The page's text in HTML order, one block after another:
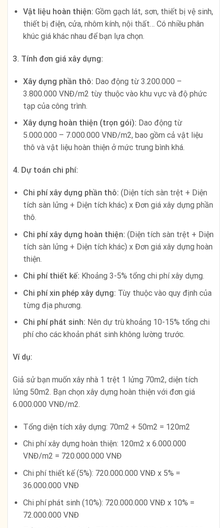
Vật liệu hoàn thiện: Gồm gạch lát, sơn, thiết bị vệ sinh,
thiết bị điện, cửa, nhôm kính, nội thất… Có nhiều phân
khúc giá khác nhau để bạn lựa chọn.
3. Tính đơn giá xây dựng:
Xây dựng phần thô: Dao động từ 3.200.000 –
3.800.000 VNĐ/m2 tùy thuộc vào khu vực và độ phức
tạp của công trình.
Xây dựng hoàn thiện (trọn gói): Dao động từ
5.000.000 – 7.000.000 VNĐ/m2, bao gồm cả vật liệu
thô và vật liệu hoàn thiện ở mức trung bình khá.
4. Dự toán chi phí:
Chi phí xây dựng phần thô: (Diện tích sàn trệt + Diện
tích sàn lửng + Diện tích khác) x Đơn giá xây dựng phần
thô.
Chi phí xây dựng hoàn thiện: (Diện tích sàn trệt + Diện
tích sàn lửng + Diện tích khác) x Đơn giá xây dựng hoàn
thiện.
Chi phí thiết kế: Khoảng 3-5% tổng chi phí xây dựng.
Chi phí xin phép xây dựng: Tùy thuộc vào quy định của
từng địa phương.
Chi phí phát sinh: Nên dự trù khoảng 10-15% tổng chi
phí cho các khoản phát sinh không lường trước.
Ví dụ:
Giả sử bạn muốn xây nhà 1 trệt 1 lửng 70m2, diện tích
lửng 50m2. Bạn chọn xây dựng hoàn thiện với đơn giá
6.000.000 VNĐ/m2.
Tổng diện tích xây dựng: 70m2 + 50m2 = 120m2
Chi phí xây dựng hoàn thiện: 120m2 x 6.000.000
VNĐ/m2 = 720.000.000 VNĐ
Chi phí thiết kế (5%): 720.000.000 VNĐ x 5% =
36.000.000 VNĐ
Chi phí phát sinh (10%): 720.000.000 VNĐ x 10% =
72.000.000 VNĐ